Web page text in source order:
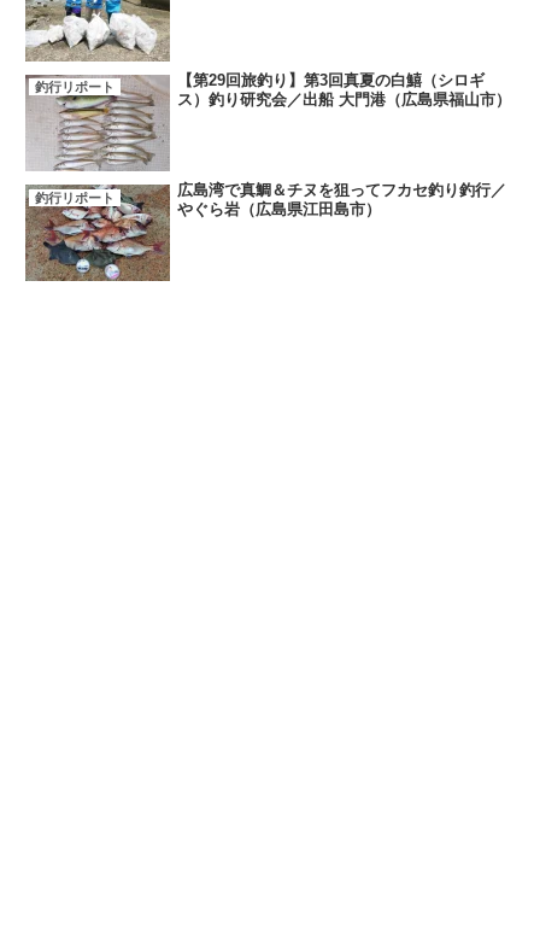
釣行リポート
【第29回旅釣り】第3回真夏の白鱚（シロギ
ス）釣り研究会／出船 大門港（広島県福山市）
釣行リポート
広島湾で真鯛＆チヌを狙ってフカセ釣り釣行／
やぐら岩（広島県江田島市）